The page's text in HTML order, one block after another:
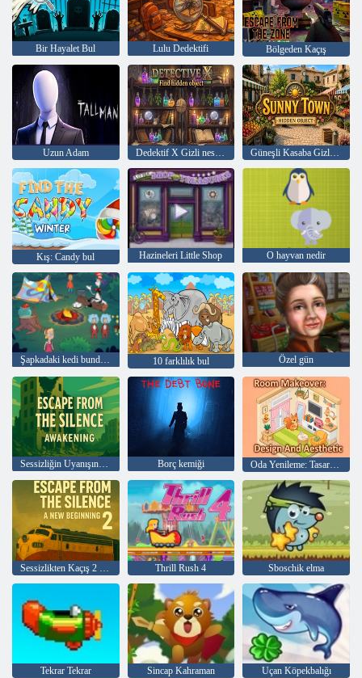
Bir Hayalet Bul Lulu Dedektifi Bölgeden Kaçış
Uzun Adam Dedektif X Gizli nesneyi bul Güneşli Kasaba Gizli Nesne
Kış: Candy bul Hazineleri Little Shop O hayvan nedir
Şapkadaki kedi bundan çok şey biliyor! Kamp süresi 10 farklılık bul Özel gün
Sessizliğin Uyanışından Kaçış Borç kemiği Oda Yenileme: Tasarım ve Estetik
Sessizlikten Kaçış 2 yeni bir başlangıç Thrill Rush 4 Sboschik elma
Tekrar Tekrar Sincap Kahraman Uçan Köpekbalığı